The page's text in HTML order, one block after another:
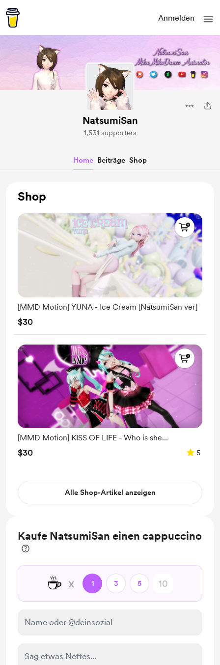
Anmelden
NatsumiSan
1,531 supporters
Home Beiträge Shop
Shop
[MMD Motion] YUNA - Ice Cream [NatsumiSan ver]
$30
[MMD Motion] KISS OF LIFE - Who is she
[NatsumiSan ver]
$30 5
Alle Shop-Artikel anzeigen
Kaufe NatsumiSan einen cappuccino
☕ x 1 3 5